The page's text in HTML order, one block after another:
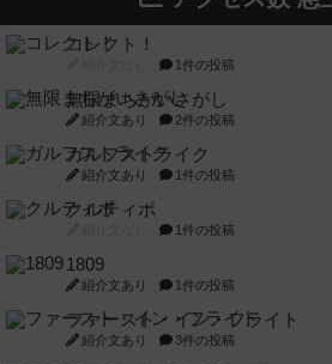
コレクト！
1件の投稿
無限まちがいさがし
紹介文あり 2件の投稿
ガルフストライク
紹介文あり 1件の投稿
クルティボ
1件の投稿
1809
紹介文あり 1件の投稿
ファースト・イン・フライト
紹介文あり 3件の投稿